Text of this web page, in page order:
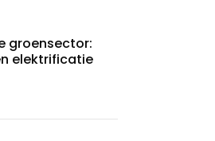
groensector:
elektrificatie